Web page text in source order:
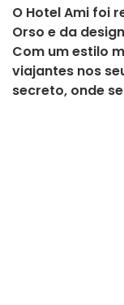
O Hotel Ami foi
Orso e da
Com um estilo
viajantes nos
secreto, onde